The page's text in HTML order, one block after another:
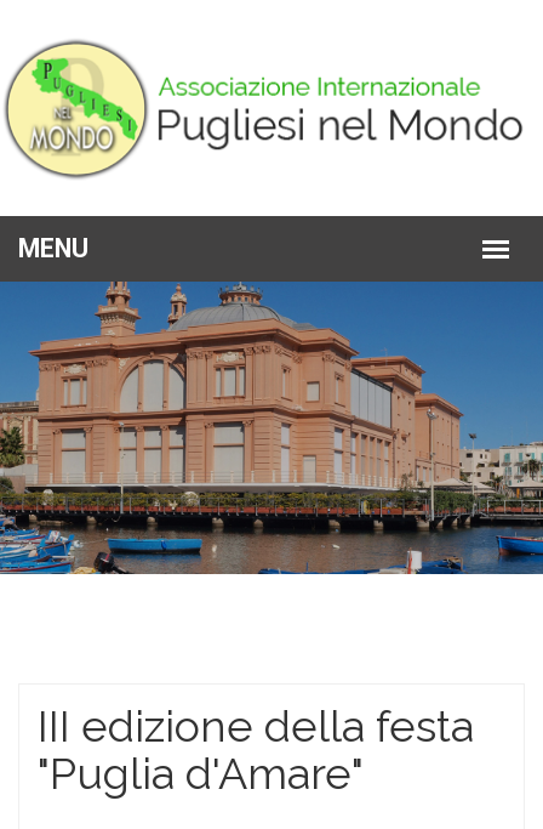
III edizione della festa
"Puglia d'Amare"